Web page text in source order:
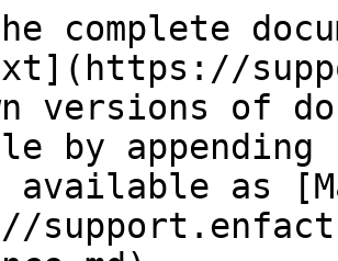
complete
versions of
by
available as